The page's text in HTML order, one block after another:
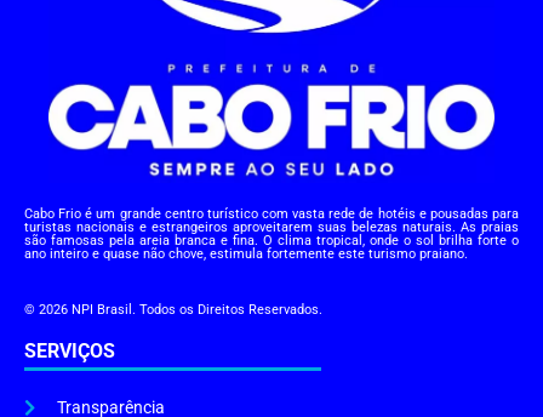
Cabo Frio é um grande centro turístico com vasta rede de hotéis e pousadas para
turistas nacionais e estrangeiros aproveitarem suas belezas naturais. As praias
são famosas pela areia branca e fina. O clima tropical, onde o sol brilha forte o
ano inteiro e quase não chove, estimula fortemente este turismo praiano.
© 2026 NPI Brasil. Todos os Direitos Reservados.
SERVIÇOS
Transparência